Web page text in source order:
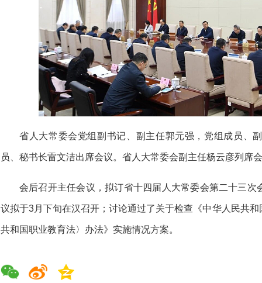
省人大常委会党组副书记、副主任郭元强，党组成员、
员、秘书长雷文洁出席会议。省人大常委会副主任杨云彦列席
会后召开主任会议，拟订省十四届人大常委会第二十三
议拟于3月下旬在汉召开；讨论通过了关于检查《中华人民共
共和国职业教育法〉办法》实施情况方案。